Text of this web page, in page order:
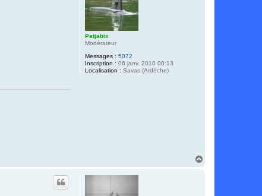
Patjabix
Modérateur
Messages : 5072
Inscription : 06 janv. 2010 00:13
Localisation : Savas (Ardèche)